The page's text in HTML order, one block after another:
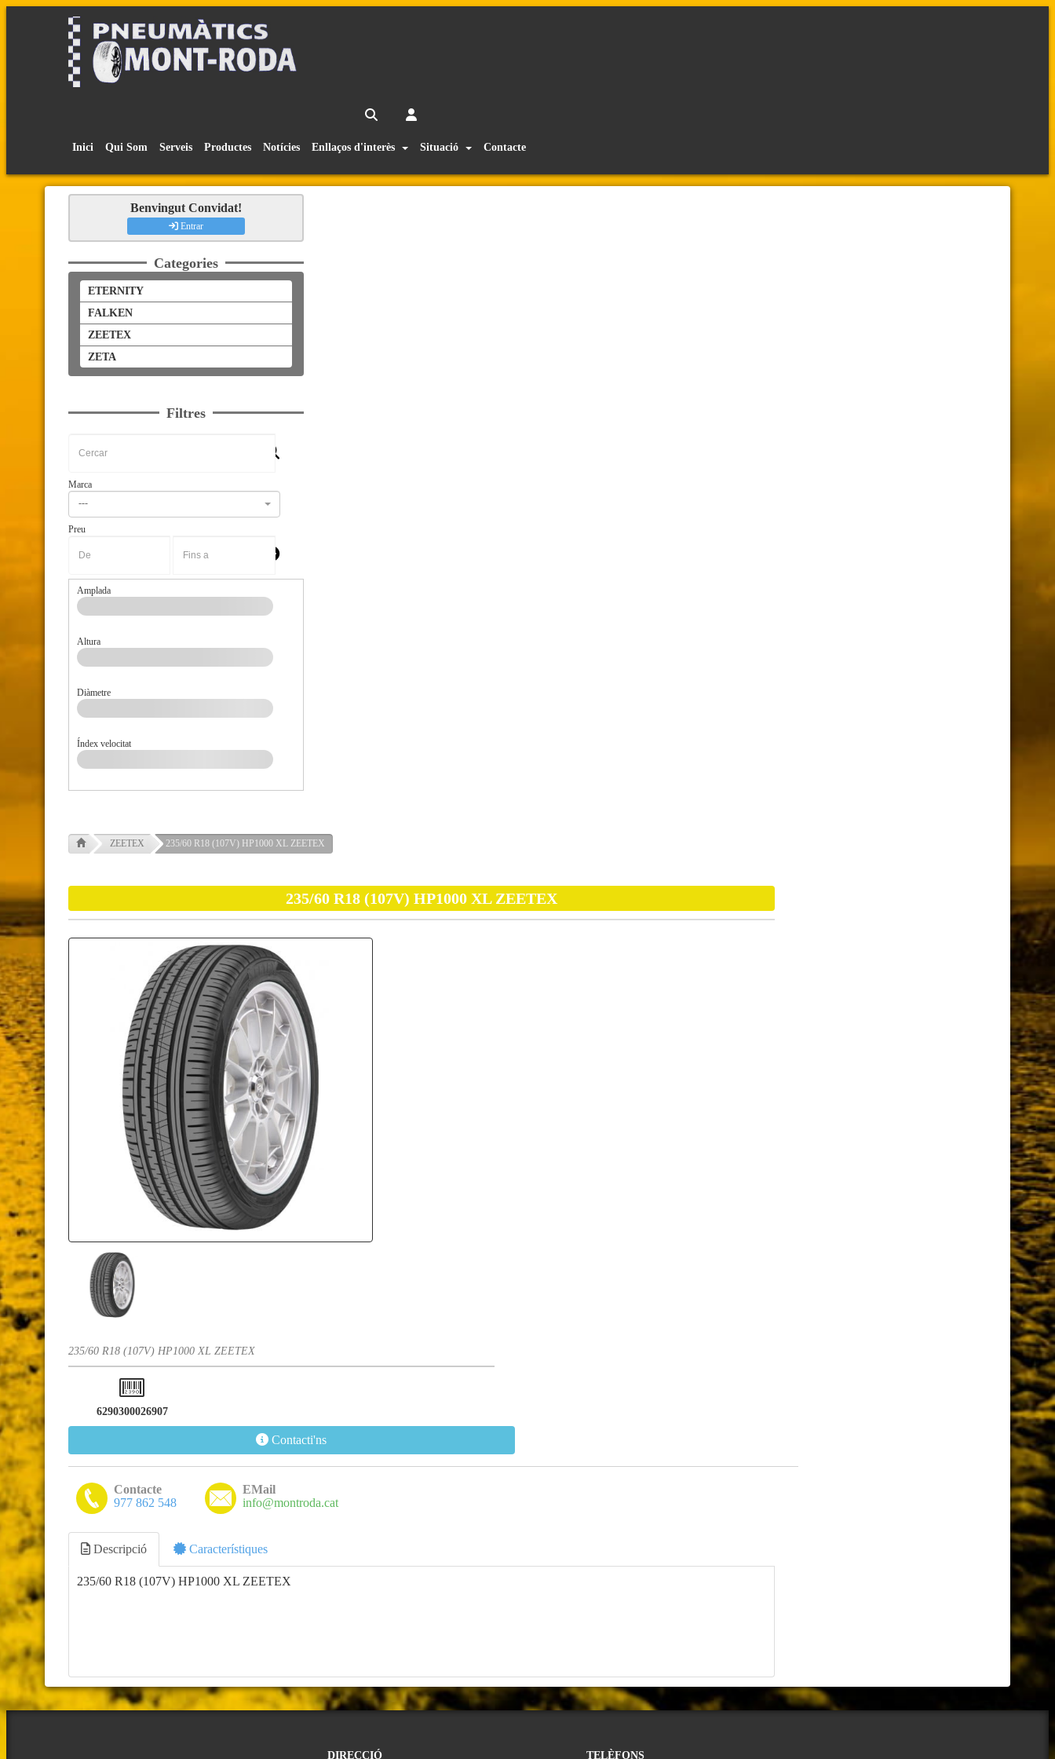
Inici Qui Som Serveis Productes Notícies Enllaços d'interès Situació Contacte
Benvingut Convidat!
Entrar
Categories
ETERNITY
FALKEN
ZEETEX
ZETA
Filtres
Marca
---
Preu
Amplada
Altura
Diàmetre
Índex velocitat
ZEETEX 235/60 R18 (107V) HP1000 XL ZEETEX
235/60 R18 (107V) HP1000 XL ZEETEX
235/60 R18 (107V) HP1000 XL ZEETEX
6290300026907
Contacti'ns
Contacte
977 862 548
EMail
info@montroda.cat
Descripció Característiques
235/60 R18 (107V) HP1000 XL ZEETEX
DIRECCIÓ
TELÈFONS